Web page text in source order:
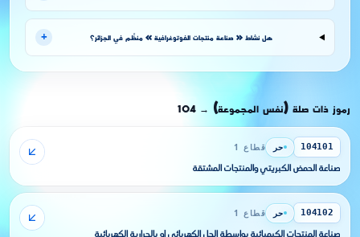
هل نشاط « صناعة منتجات الفوتوغرافية » منظَّم في الجزائر؟ +
رموز ذات صلة (نفس المجموعة) →
104
104101 حر قطاع 1
صناعة الحمض الكبريتي والمنتجات المشتقة
104102 حر قطاع 1
صناعة المنتجات الكيميائية بواسطة الحل الكهربائي أو بالحرارية الكهربائية